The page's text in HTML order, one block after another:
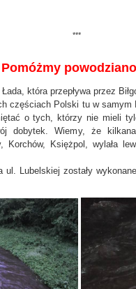
***
Pomóżmy
która przepływa przez
częściach Polski tu w samym
o tych, którzy nie mieli
dobytek. Wiemy, że
Korchów, Księżpol, wylała
Lubelskiej zostały